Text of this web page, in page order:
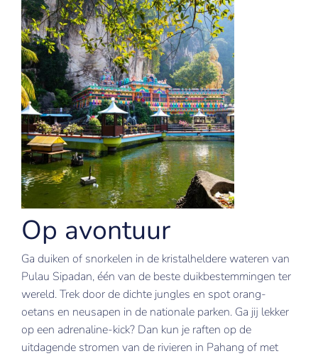
Op avontuur
Ga duiken of snorkelen in de kristalheldere wateren van
Pulau Sipadan, één van de beste duikbestemmingen ter
wereld. Trek door de dichte jungles en spot orang-
oetans en neusapen in de nationale parken. Ga jij lekker
op een adrenaline-kick? Dan kun je raften op de
uitdagende stromen van de rivieren in Pahang of met